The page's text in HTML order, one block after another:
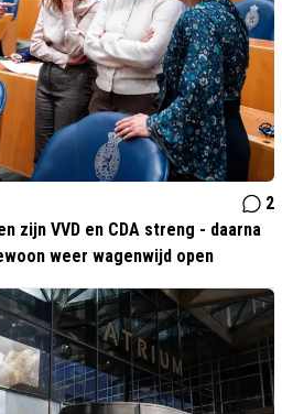
2
zijn VVD en CDA streng - daarna
weer wagenwijd open